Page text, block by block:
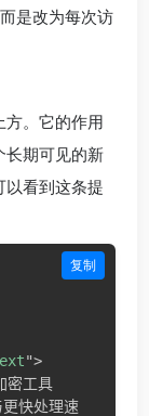
是改为每次访
方。它的作用
长期可见的新
以看到这条提
">
密工具
快处理速
复制